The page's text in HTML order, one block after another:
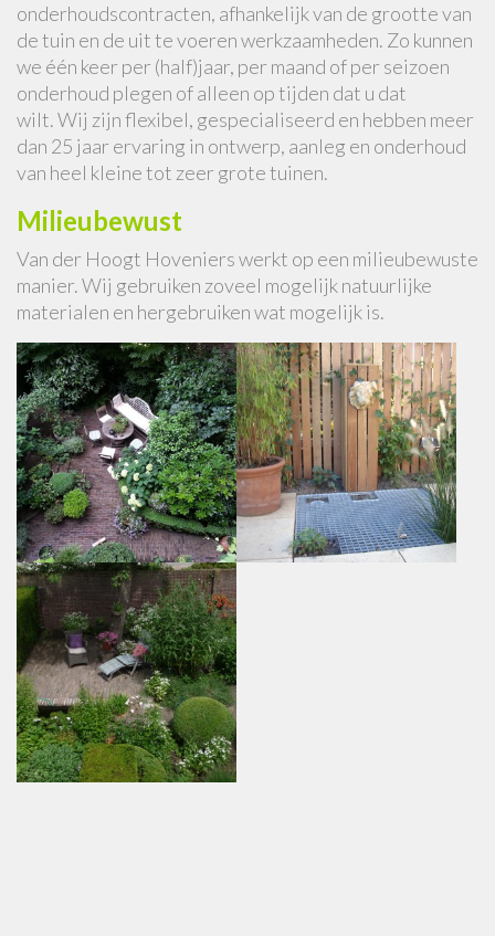
onderhoudscontracten, afhankelijk van de grootte van
de tuin en de uit te voeren werkzaamheden. Zo kunnen
we één keer per (half)jaar, per maand of per seizoen
onderhoud plegen of alleen op tijden dat u dat
wilt. Wij zijn flexibel, gespecialiseerd en hebben meer
dan 25 jaar ervaring in ontwerp, aanleg en onderhoud
van heel kleine tot zeer grote tuinen.
Milieubewust
Van der Hoogt Hoveniers werkt op een milieubewuste
manier. Wij gebruiken zoveel mogelijk natuurlijke
materialen en hergebruiken wat mogelijk is.